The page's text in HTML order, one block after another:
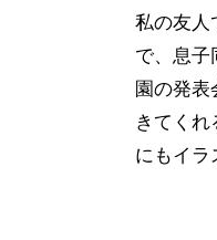
私の友人
で、息子
園の発
きてく
にもイラ